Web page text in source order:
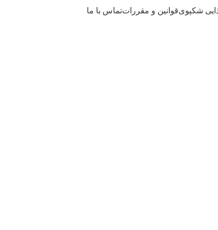
شکپویقوانین و مقرراتتماس با ما